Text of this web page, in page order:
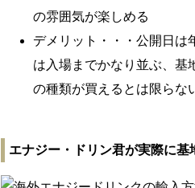
の雰囲気が楽しめる
デメリット・・・公開日は
は入場までかなり並ぶ、基
の種類が買えるとは限らな
エナジー・ドリン君が実際に基